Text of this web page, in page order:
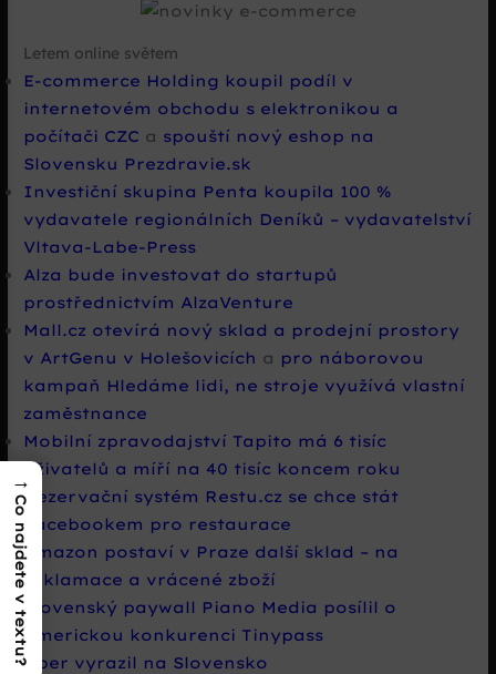
Letem online světem
E-commerce Holding koupil podíl v
internetovém obchodu s elektronikou a
počítači CZC a spouští nový eshop na
Slovensku Prezdravie.sk
Investiční skupina Penta koupila 100 %
vydavatele regionálních Deníků – vydavatelství
Vltava-Labe-Press
Alza bude investovat do startupů
prostřednictvím AlzaVenture
Mall.cz otevírá nový sklad a prodejní prostory
v ArtGenu v Holešovicích a pro náborovou
kampaň Hledáme lidi, ne stroje využívá vlastní
zaměstnance
Mobilní zpravodajství Tapito má 6 tisíc
uživatelů a míří na 40 tisíc koncem roku
Rezervační systém Restu.cz se chce stát
Facebookem pro restaurace
Amazon postaví v Praze další sklad – na
reklamace a vrácené zboží
Slovenský paywall Piano Media posílil o
americkou konkurenci Tinypass
Uber vyrazil na Slovensko
→
Co najdete v textu?